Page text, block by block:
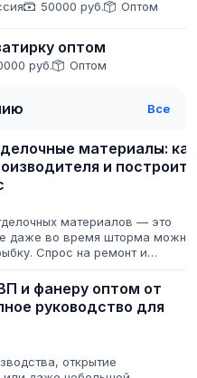
50000 руб. Оптом
оптом
руб. Оптом
Все
материалы: как
и построить
материалов — это
даже во время шторма можно
Спрос на ремонт и
это...
и фанеру оптом от
руководство для
открытие